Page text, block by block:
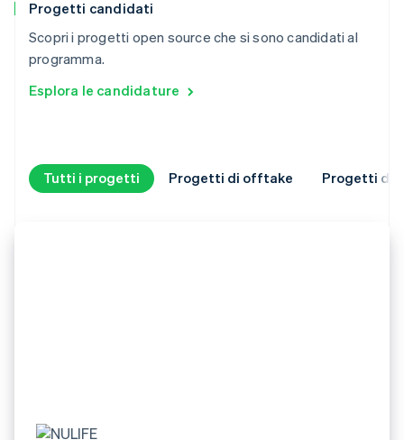
Progetti candidati
Scopri i progetti open source che si sono candidati al
programma.
Esplora le candidature
Tutti i progetti Progetti di offtake Progetti di